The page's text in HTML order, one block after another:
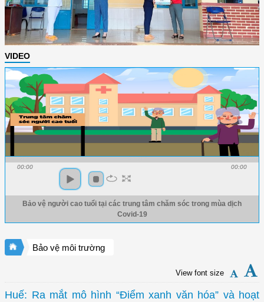
VIDEO
00:00 00:00
Bảo vệ người cao tuổi tại các trung tâm chăm sóc trong mùa dịch
Covid-19
Bảo vệ môi trường
View font size
Huế: Ra mắt mô hình “Điểm xanh văn hóa” và hoạt